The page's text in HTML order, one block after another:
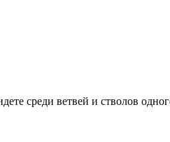
среди ветвей и стволов